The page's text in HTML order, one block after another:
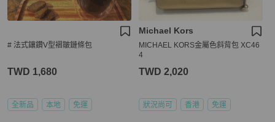
# 法式鑲鑽V型褶皺鏈條包
TWD 1,680
全新品 本地 免運
Michael Kors
MICHAEL KORS金屬色斜背包 XC46
4
TWD 2,020
狀況尚可 香港 免運